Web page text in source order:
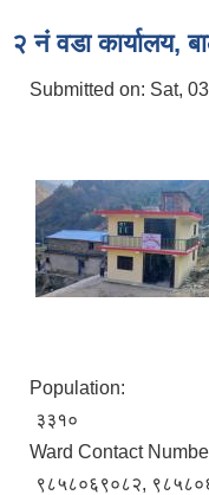
२ नं वडा कार्यालय,
Submitted on: Sat,
Population:
३३१०
Ward Contact
९८५८०६९०८२,